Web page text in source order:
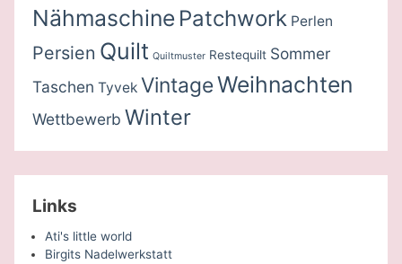
Nähmaschine Patchwork Perlen
Persien Quilt Quiltmuster Restequilt Sommer
Taschen Tyvek VintageWeihnachten
Wettbewerb Winter
Links
Ati's little world
Birgits Nadelwerkstatt